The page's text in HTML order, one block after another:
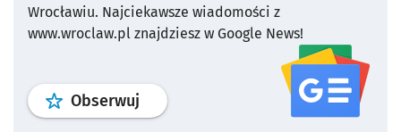
Wrocławiu. Najciekawsze wiadomości z
www.wroclaw.pl znajdziesz w Google News!
Obserwuj profil serwisu